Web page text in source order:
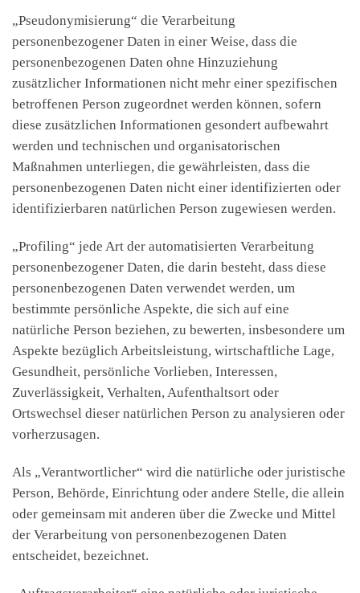
„Pseudonymisierung“ die Verarbeitung
personenbezogener Daten in einer Weise, dass die
personenbezogenen Daten ohne Hinzuziehung
zusätzlicher Informationen nicht mehr einer spezifischen
betroffenen Person zugeordnet werden können, sofern
diese zusätzlichen Informationen gesondert aufbewahrt
werden und technischen und organisatorischen
Maßnahmen unterliegen, die gewährleisten, dass die
personenbezogenen Daten nicht einer identifizierten oder
identifizierbaren natürlichen Person zugewiesen werden.
„Profiling“ jede Art der automatisierten Verarbeitung
personenbezogener Daten, die darin besteht, dass diese
personenbezogenen Daten verwendet werden, um
bestimmte persönliche Aspekte, die sich auf eine
natürliche Person beziehen, zu bewerten, insbesondere um
Aspekte bezüglich Arbeitsleistung, wirtschaftliche Lage,
Gesundheit, persönliche Vorlieben, Interessen,
Zuverlässigkeit, Verhalten, Aufenthaltsort oder
Ortswechsel dieser natürlichen Person zu analysieren oder
vorherzusagen.
Als „Verantwortlicher“ wird die natürliche oder juristische
Person, Behörde, Einrichtung oder andere Stelle, die allein
oder gemeinsam mit anderen über die Zwecke und Mittel
der Verarbeitung von personenbezogenen Daten
entscheidet, bezeichnet.